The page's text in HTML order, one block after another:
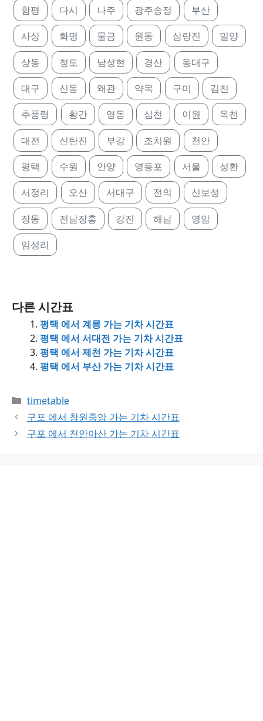
함평 다시 나주 광주송정 부산
사상 화명 물금 원동 삼랑진 밀양
상동 청도 남성현 경산 동대구
대구 신동 왜관 약목 구미 김천
추풍령 황간 영동 심천 이원 옥천
대전 신탄진 부강 조치원 천안
평택 수원 안양 영등포 서울 성환
서정리 오산 서대구 전의 신보성
장동 전남장흥 강진 해남 영암
임성리
다른 시간표
평택 에서 계룡 가는 기차 시간표
평택 에서 서대전 가는 기차 시간표
평택 에서 제천 가는 기차 시간표
평택 에서 부산 가는 기차 시간표
Categories
timetable
구포 에서 창원중앙 가는 기차 시간표
구포 에서 천안아산 가는 기차 시간표